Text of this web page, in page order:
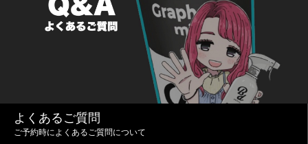
よくあるご質問
ご予約時によくあるご質問について